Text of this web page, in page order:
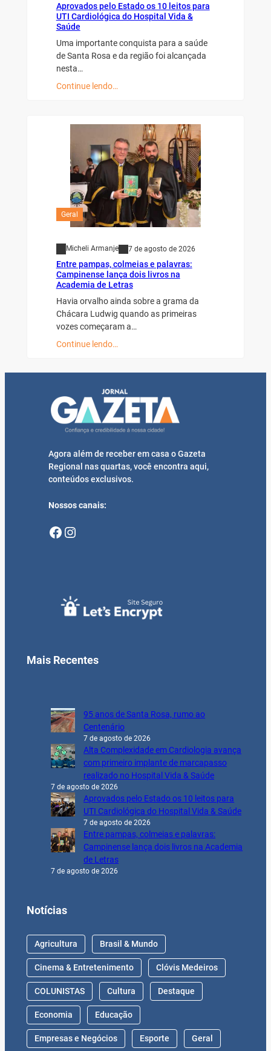
Aprovados pelo Estado os 10 leitos para
UTI Cardiológica do Hospital Vida &
Saúde
Uma importante conquista para a saúde
de Santa Rosa e da região foi alcançada
nesta…
Continue lendo…
Geral
Micheli Armanje 7 de agosto de 2026
Entre pampas, colmeias e palavras:
Campinense lança dois livros na
Academia de Letras
Havia orvalho ainda sobre a grama da
Chácara Ludwig quando as primeiras
vozes começaram a…
Continue lendo…
Agora além de receber em casa o Gazeta
Regional nas quartas, você encontra aqui,
conteúdos exclusivos.
Nossos canais:
Facebook Instagram
Mais Recentes
95 anos de Santa Rosa, rumo ao
Centenário
7 de agosto de 2026
Alta Complexidade em Cardiologia avança
com primeiro implante de marcapasso
realizado no Hospital Vida & Saúde
7 de agosto de 2026
Aprovados pelo Estado os 10 leitos para
UTI Cardiológica do Hospital Vida & Saúde
7 de agosto de 2026
Entre pampas, colmeias e palavras:
Campinense lança dois livros na Academia
de Letras
7 de agosto de 2026
Notícias
Agricultura Brasil & Mundo
Cinema & Entretenimento Clóvis Medeiros
COLUNISTAS Cultura Destaque
Economia Educação
Empresas e Negócios Esporte Geral